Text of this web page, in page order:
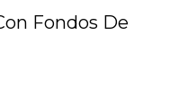
Fondos De